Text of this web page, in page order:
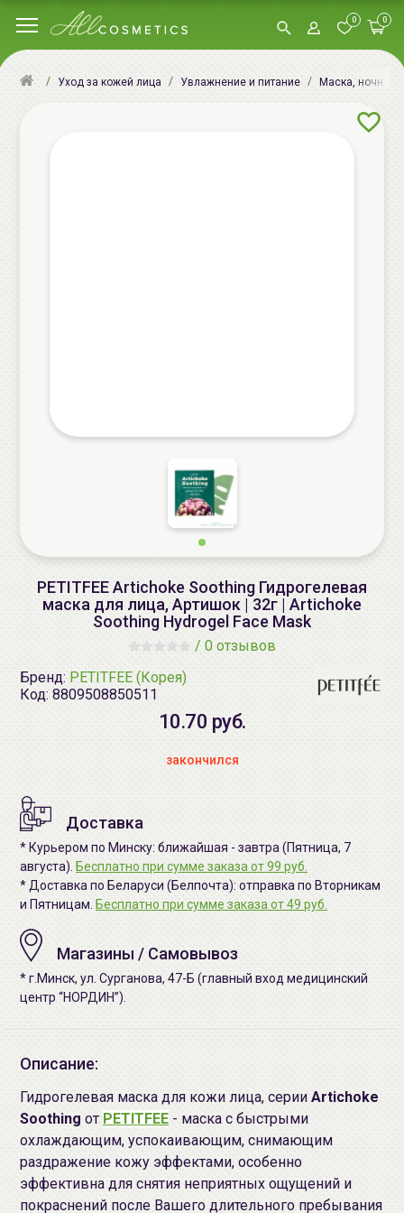
0 0
Уход за кожей лица Увлажнение и питание Маска, ночная
PETITFEE Artichoke Soothing Гидрогелевая
маска для лица, Артишок | 32г | Artichoke
Soothing Hydrogel Face Mask
/ 0 отзывов
Бренд: PETITFEE (Корея)
Код: 8809508850511
10.70 руб.
закончился
Доставка
* Курьером по Минску: ближайшая - завтра (Пятница, 7
августа). Бесплатно при сумме заказа от 99 руб.
* Доставка по Беларуси (Белпочта): отправка по Вторникам
и Пятницам. Бесплатно при сумме заказа от 49 руб.
Магазины / Самовывоз
* г.Минск, ул. Сурганова, 47-Б (главный вход медицинский
центр “НОРДИН”).
Описание:
Гидрогелевая маска для кожи лица, серии Artichoke
Soothing от PETITFEE - маска с быстрыми
охлаждающим, успокаивающим, снимающим
раздражение кожу эффектами, особенно
эффективна для снятия неприятных ощущений и
покраснений после Вашего длительного пребывания